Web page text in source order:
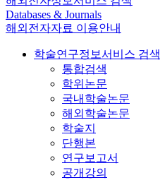
Databases & Journals
해외전자자료 이용안내
학술연구정보서비스 검색
통합검색
학위논문
국내학술논문
해외학술논문
학술지
단행본
연구보고서
공개강의